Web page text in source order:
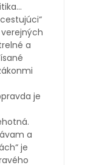
a
je
a
je